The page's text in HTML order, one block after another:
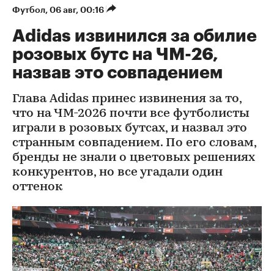
Футбол⁠, 06 авг, 00:16
Adidas извинился за обилие
розовых бутс на ЧМ-26,
назвав это совпадением
Глава Adidas принес извинения за то,
что на ЧМ-2026 почти все футболисты
играли в розовых бутсах, и назвал это
странным совпадением. По его словам,
бренды не знали о цветовых решениях
конкурентов, но все угадали один
оттенок